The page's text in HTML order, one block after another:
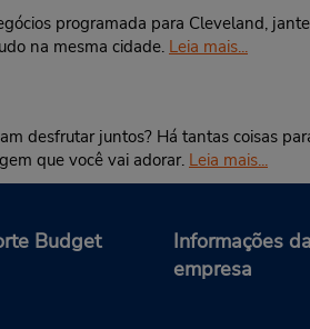
programada para Cleveland,
na mesma cidade. Leia mais...
desfrutar juntos? Há tantas coisas
que você vai adorar. Leia mais...
Budget
Informações da
empresa